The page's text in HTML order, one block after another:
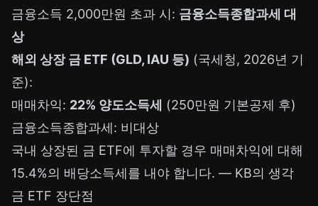
금융소득 2,000만원 초과 시: 금융소득종합과세 대
상
해외 상장 금 ETF (GLD, IAU 등) (국세청, 2026년 기
준):
매매차익: 22% 양도소득세 (250만원 기본공제 후)
금융소득종합과세: 비대상
국내 상장된 금 ETF에 투자할 경우 매매차익에 대해
15.4%의 배당소득세를 내야 합니다. — KB의 생각
금 ETF 장단점